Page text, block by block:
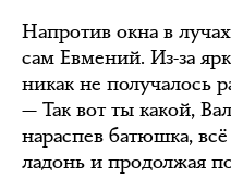
Напротив окна в
сам Евмений. Из-за
никак не получалось
— Так вот ты какой,
нараспев батюшка,
ладонь и продолжая